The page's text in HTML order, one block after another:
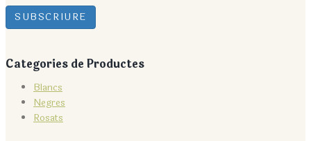
Categories de Productes
Blancs
Negres
Rosats